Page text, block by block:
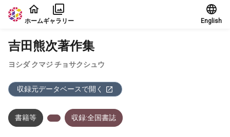
本文に飛ぶ
ホームギャラリー English
吉田熊次著作集
ヨシダ クマジ チョサクシュウ
収録元データベースで開く
書籍等 収録:全国書誌